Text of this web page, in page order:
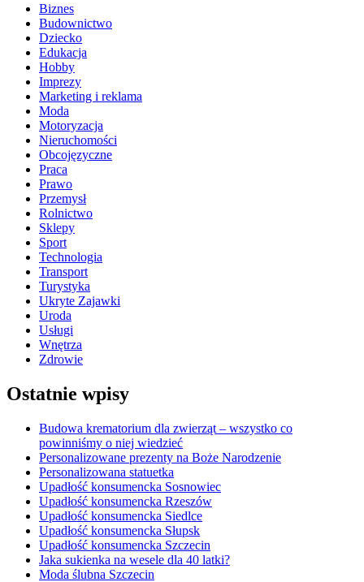
Biznes
Budownictwo
Dziecko
Edukacja
Hobby
Imprezy
Marketing i reklama
Moda
Motoryzacja
Nieruchomości
Obcojęzyczne
Praca
Prawo
Przemysł
Rolnictwo
Sklepy
Sport
Technologia
Transport
Turystyka
Ukryte Zajawki
Uroda
Usługi
Wnętrza
Zdrowie
Ostatnie wpisy
Budowa krematorium dla zwierząt – wszystko co
powinniśmy o niej wiedzieć
Personalizowane prezenty na Boże Narodzenie
Personalizowana statuetka
Upadłość konsumencka Sosnowiec
Upadłość konsumencka Rzeszów
Upadłość konsumencka Siedlce
Upadłość konsumencka Słupsk
Upadłość konsumencka Szczecin
Jaka sukienka na wesele dla 40 latki?
Moda ślubna Szczecin